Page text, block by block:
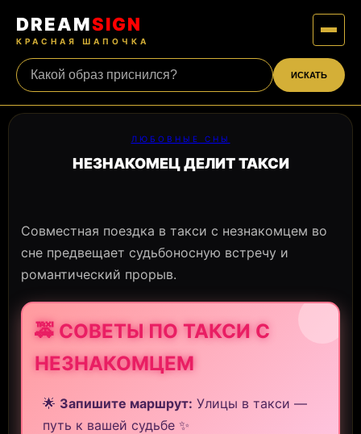
DREAMSIGN
КРАСНАЯ ШАПОЧКА
ИСКАТЬ
ЛЮБОВНЫЕ СНЫ
НЕЗНАКОМЕЦ ДЕЛИТ ТАКСИ
Совместная поездка в такси с незнакомцем во
сне предвещает судьбоносную встречу и
романтический прорыв.
🚕 СОВЕТЫ ПО ТАКСИ С
НЕЗНАКОМЦЕМ
🌟 Запишите маршрут: Улицы в такси —
путь к вашей судьбе ✨